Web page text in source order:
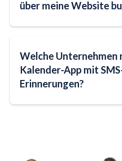
über meine Website
Welche Unternehmen
Kalender-App mit
Erinnerungen?